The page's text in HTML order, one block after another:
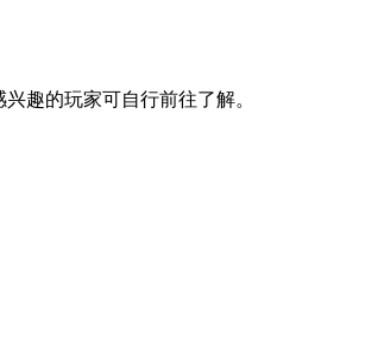
趣的玩家可自行前往了解。